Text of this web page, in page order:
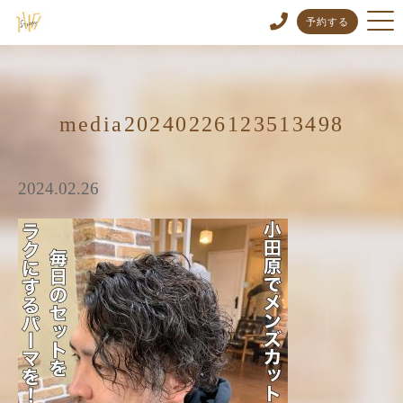
予約する
media20240226123513498
2024.02.26